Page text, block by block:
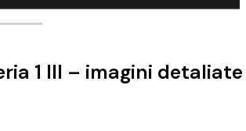
1 III – imagini